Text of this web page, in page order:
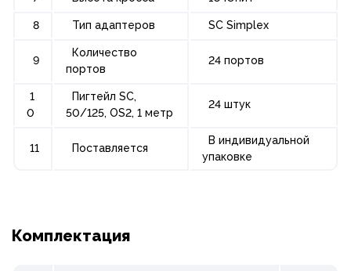
8 Тип адаптеров SC Simplex
9
Количество
портов
24 портов
1
0
Пигтейл SC,
50/125, OS2, 1 метр
24 штук
11 Поставляется
В индивидуальной
упаковке
Комплектация